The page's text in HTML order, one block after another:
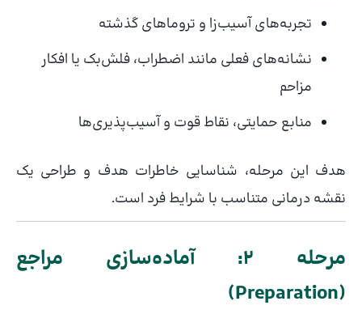
تجربه‌های آسیب‌زا و تروماهای گذشته
نشانه‌های فعلی مانند اضطراب، فلش‌بک یا افکار
مزاحم
منابع حمایتی، نقاط قوت و آسیب‌پذیری‌ها
هدف این مرحله، شناسایی خاطرات هدف و طراحی یک
نقشه درمانی متناسب با شرایط فرد است.
مرحله ۲: آماده‌سازی مراجع
(Preparation)